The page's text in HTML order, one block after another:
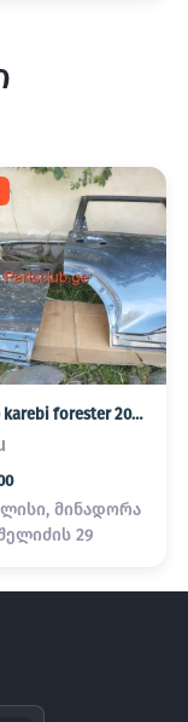
კარები karebi forester 2025
მინადორა
29